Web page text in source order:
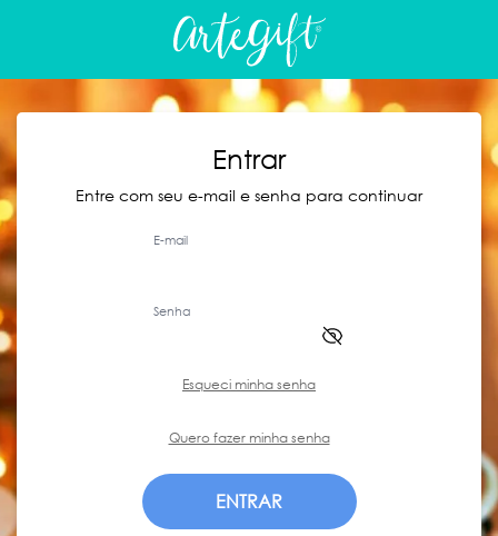
Entrar
Entre com seu e-mail e senha para continuar
E-mail
Senha
Esqueci minha senha
Quero fazer minha senha
ENTRAR